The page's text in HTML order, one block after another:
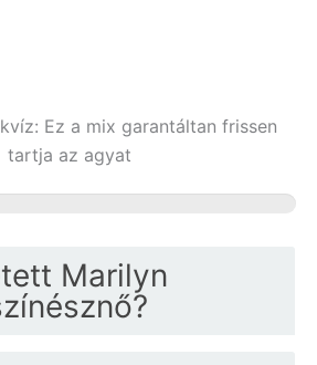
Ez a mix garantáltan frissen
tartja az agyat
Marilyn